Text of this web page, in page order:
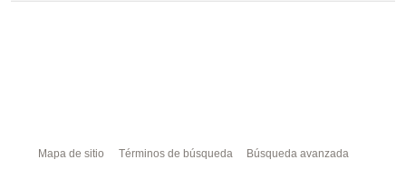
Mapa de sitio Términos de búsqueda Búsqueda avanzada